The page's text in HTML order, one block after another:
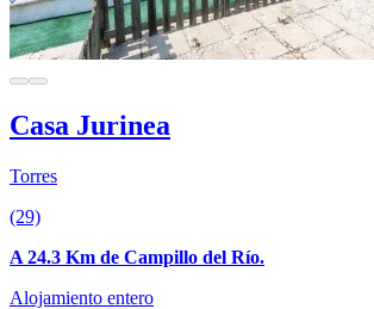
Casa Jurinea
Torres
(29)
A 24.3 Km de Campillo del Río.
Alojamiento entero